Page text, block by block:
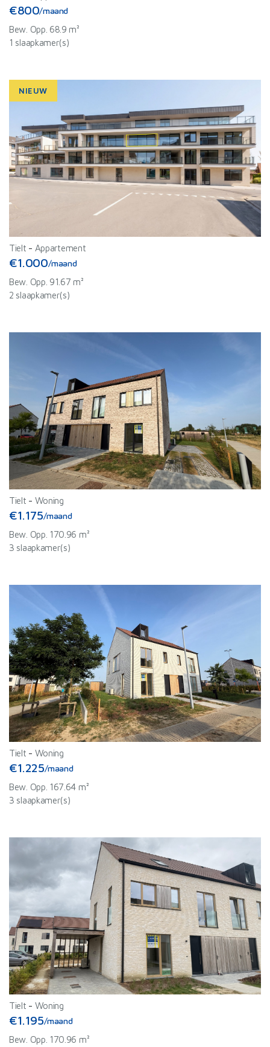
€800/maand
Bew. Opp. 68.9 m²
1 slaapkamer(s)
NIEUW
Tielt - Appartement
€1.000/maand
Bew. Opp. 91.67 m²
2 slaapkamer(s)
Tielt - Woning
€1.175/maand
Bew. Opp. 170.96 m²
3 slaapkamer(s)
Tielt - Woning
€1.225/maand
Bew. Opp. 167.64 m²
3 slaapkamer(s)
Tielt - Woning
€1.195/maand
Bew. Opp. 170.96 m²